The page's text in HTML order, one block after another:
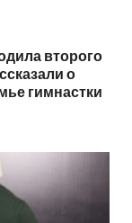
второго
о
гимнастки